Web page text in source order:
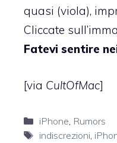
quasi (viola),
Cliccate
Fatevi sentire
[via CultOfMac]
Categorie
iPhone, Rumors
Tag
indiscrezioni,